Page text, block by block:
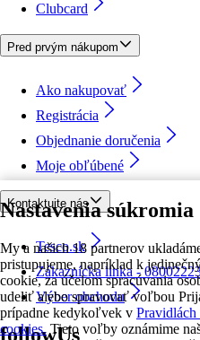
Nastavenia súkromia
My a našich 18 partnerov
pristupujeme, napríklad k
cookie, za účelom spracúvania
udeliť alebo spravovať voľbou
prípadne kedykoľvek v Pravidlách
cookies. Tieto voľby oznámime
Clubcard
Pred prvým nákupom
Ako nakupovať
Registrácia
Objednanie doručenia
Moje obľúbené
Kontaktujte nás
Tesco.sk
Zákaznícka linka -
Výber obchodu
followUs